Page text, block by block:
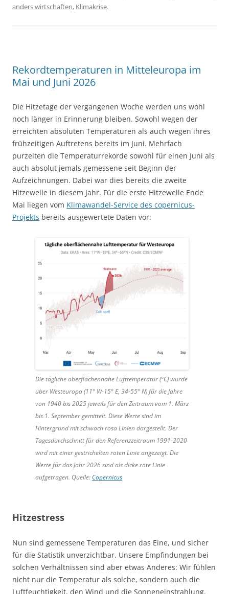
anders wirtschaften, Klimakrise.
Rekordtemperaturen in Mitteleuropa im
Mai und Juni 2026
Die Hitzetage der vergangenen Woche werden uns wohl
noch länger in Erinnerung bleiben. Sowohl wegen der
erreichten absoluten Temperaturen als auch wegen ihres
frühzeitigen Auftretens bereits im Juni. Mehrfach
purzelten die Temperaturrekorde sowohl für einen Juni als
auch absolut jemals gemessene seit Beginn der
Aufzeichnungen. Dabei war dies bereits die zweite
Hitzewelle in diesem Jahr. Für die erste Hitzewelle Ende
Mai liegen vom Klimawandel-Service des copernicus-
Projekts bereits ausgewertete Daten vor:
Die tägliche oberflächennahe Lufttemperatur (°C) wurde
über Westeuropa (11° W-15° E, 34-55° N) für die Jahre
von 1940 bis 2025 jeweils für den Zeitraum vom 1. März
bis 1. September gemittelt. Diese Werte sind im
Hintergrund mit schwach rosa Linien dargestellt. Der
Tagesdurchschnitt für den Referenzzeitraum 1991-2020
wird mit einer gestrichelten roten Linie angezeigt. Die
Werte für das Jahr 2026 sind als dicke rote Linie
aufgetragen. Quelle: Copernicus
Hitzestress
Nun sind gemessene Temperaturen das Eine, und sicher
für die Statistik unverzichtbar. Unsere Empfindungen bei
solchen Verhältnissen sind aber etwas Anderes: Wir fühlen
nicht nur die Temperatur als solche, sondern auch die
Luftfeuchtigkeit, den Wind und die Sonneneinstrahlung.